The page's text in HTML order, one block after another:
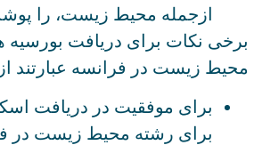
ازجمله محیط زیست، را
برخی نکات برای دریافت
محیط زیست در فرانسه عبارتند
برای موفقیت در دریافت
برای رشته محیط زیست در